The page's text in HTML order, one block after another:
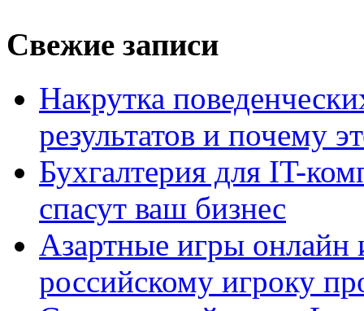
Свежие записи
Накрутка
результатов и почему
Бухгалтерия для IT-
спасут ваш бизнес
Азартные игры онлайн
российскому игроку